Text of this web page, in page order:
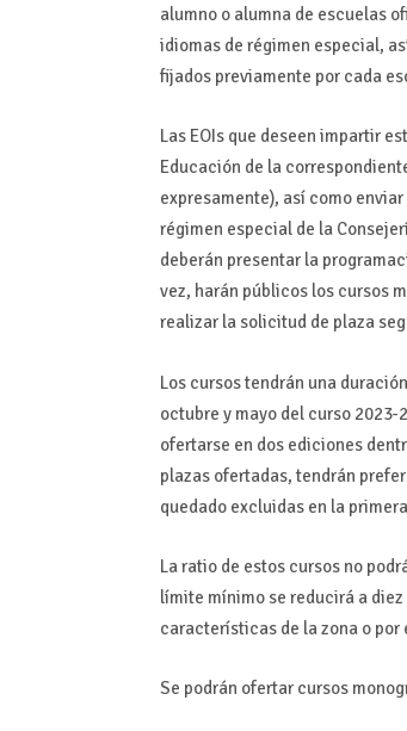
alumno o alumna de escuelas
idiomas de régimen especial,
fijados previamente por cada
Las EOIs que deseen impartir
Educación de la
expresamente), así como
régimen especial de la
deberán presentar la
vez, harán públicos los cursos
realizar la solicitud de plaza
Los cursos tendrán una
octubre y mayo del curso
ofertarse en dos ediciones
plazas ofertadas, tendrán
quedado excluidas en la
La ratio de estos cursos no
límite mínimo se reducirá a
características de la zona o
Se podrán ofertar cursos